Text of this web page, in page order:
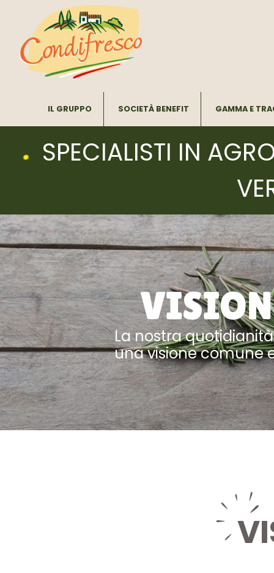
IL GRUPPO SOCIETÀ BENEFIT GAMMA E
SPECIALISTI IN
La nostra
una visione comune